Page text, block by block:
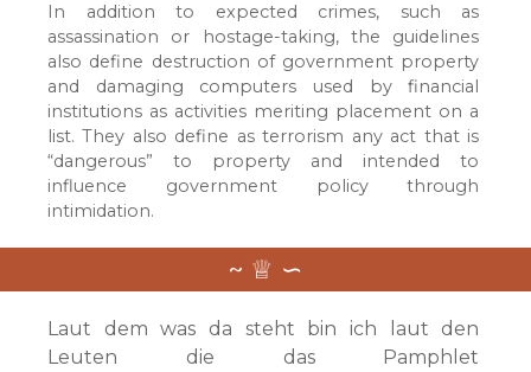
In addition to expected crimes, such as
assassination or hostage-taking, the guidelines
also define destruction of government property
and damaging computers used by financial
institutions as activities meriting placement on a
list. They also define as terrorism any act that is
“dangerous” to property and intended to
influence government policy through
intimidation.
Laut dem was da steht bin ich laut den
Leuten die das Pamphlet